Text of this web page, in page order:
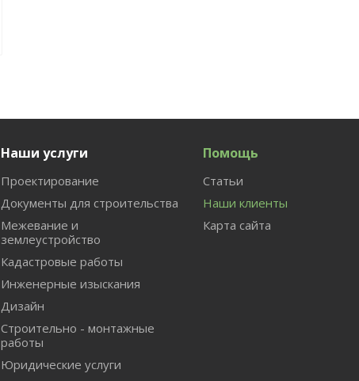
Наши услуги
Проектирование
Документы для строительства
Межевание и
землеустройство
Кадастровые работы
Инженерные изыскания
Дизайн
Строительно - монтажные
работы
Юридические услуги
Помощь
Статьи
Наши клиенты
Карта сайта